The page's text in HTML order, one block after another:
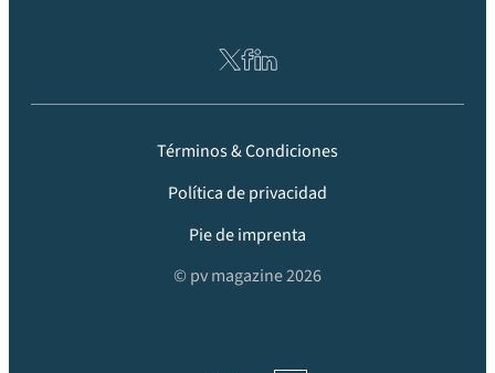
Términos & Condiciones
Política de privacidad
Pie de imprenta
© pv magazine 2026